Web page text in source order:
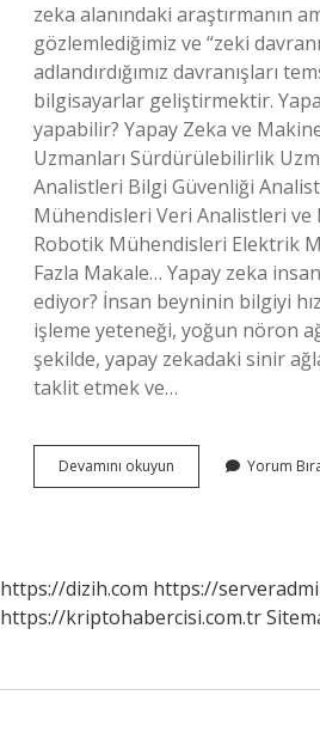
zeka alanındaki araştırmanın
gözlemlediğimiz ve “zeki
adlandırdığımız davranışları
bilgisayarlar geliştirmektir.
yapabilir? Yapay Zeka ve
Uzmanları Sürdürülebilirlik
Analistleri Bilgi Güvenliği
Mühendisleri Veri Analistleri ve
Robotik Mühendisleri Elektrik
Fazla Makale… Yapay zeka
ediyor? İnsan beyninin bilgiyi
işleme yeteneği, yoğun nöron
şekilde, yapay zekadaki sinir
taklit etmek ve…
Devamını okuyun
Zeka
Yorum
https://dizih.com https://
https://kriptohabercisi.com.tr